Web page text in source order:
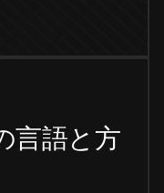
言語と方